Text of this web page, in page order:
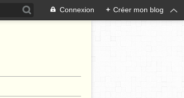
Connexion + Créer mon blog